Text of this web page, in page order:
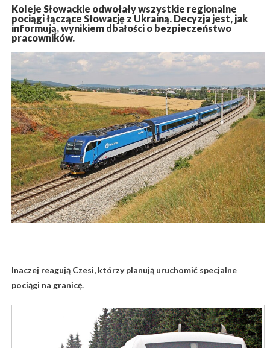
Koleje Słowackie odwołały wszystkie regionalne
pociągi łączące Słowację z Ukrainą. Decyzja jest, jak
informują, wynikiem dbałości o bezpieczeństwo
pracowników.
Inaczej reagują Czesi, którzy planują uruchomić specjalne
pociągi na granicę.